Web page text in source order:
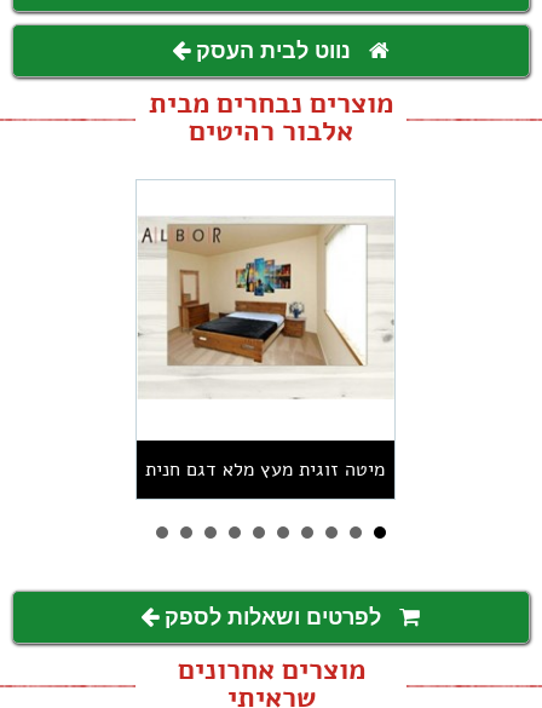
נווט לבית העסק
מוצרים נבחרים מבית
אלבור רהיטים
מיטה זוגית מעץ מלא דגם חנית
לפרטים ושאלות לספק
מוצרים אחרונים
שראיתי